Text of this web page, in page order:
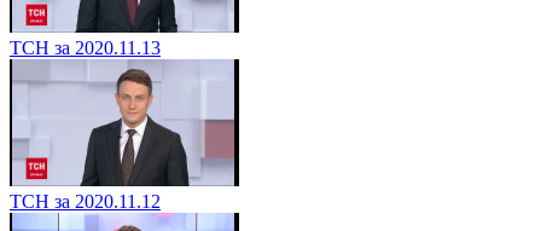
ТСН за 2020.11.13
ТСН за 2020.11.12